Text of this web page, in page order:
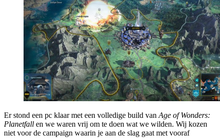
Er stond een pc klaar met een volledige build vanAge of Wonders:
Planetfall en we waren vrij om te doen wat we wilden. Wij kozen
niet voor de campaign waarin je aan de slag gaat met vooraf